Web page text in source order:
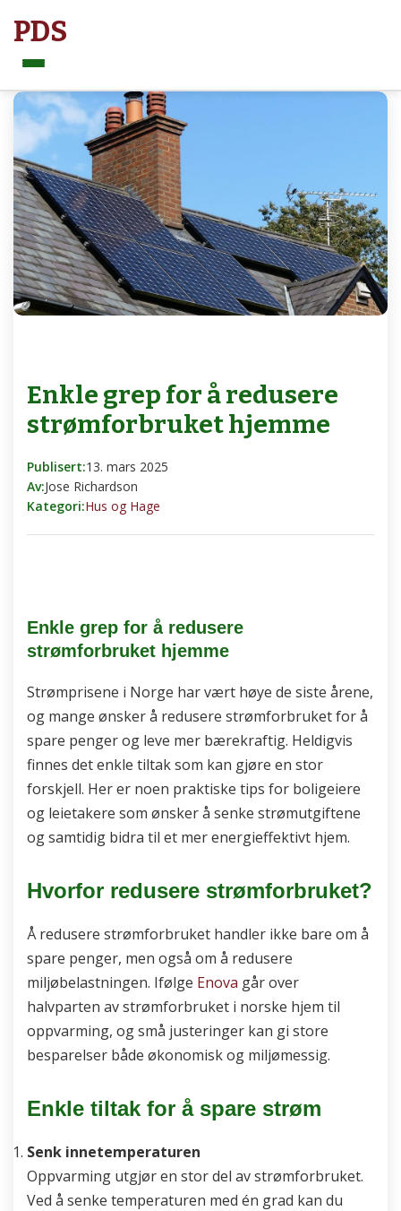
PDS
Meny
Enkle grep for å redusere
strømforbruket hjemme
Publisert:13. mars 2025
Av:Jose Richardson
Kategori:Hus og Hage
Enkle grep for å redusere
strømforbruket hjemme
Strømprisene i Norge har vært høye de siste årene,
og mange ønsker å redusere strømforbruket for å
spare penger og leve mer bærekraftig. Heldigvis
finnes det enkle tiltak som kan gjøre en stor
forskjell. Her er noen praktiske tips for boligeiere
og leietakere som ønsker å senke strømutgiftene
og samtidig bidra til et mer energieffektivt hjem.
Hvorfor redusere strømforbruket?
Å redusere strømforbruket handler ikke bare om å
spare penger, men også om å redusere
miljøbelastningen. Ifølge Enova går over
halvparten av strømforbruket i norske hjem til
oppvarming, og små justeringer kan gi store
besparelser både økonomisk og miljømessig.
Enkle tiltak for å spare strøm
Senk innetemperaturen
Oppvarming utgjør en stor del av strømforbruket.
Ved å senke temperaturen med én grad kan du